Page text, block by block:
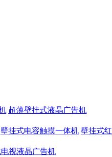
超薄壁挂式液晶广告机
壁挂式电容触摸一体机 壁挂式
视液晶广告机